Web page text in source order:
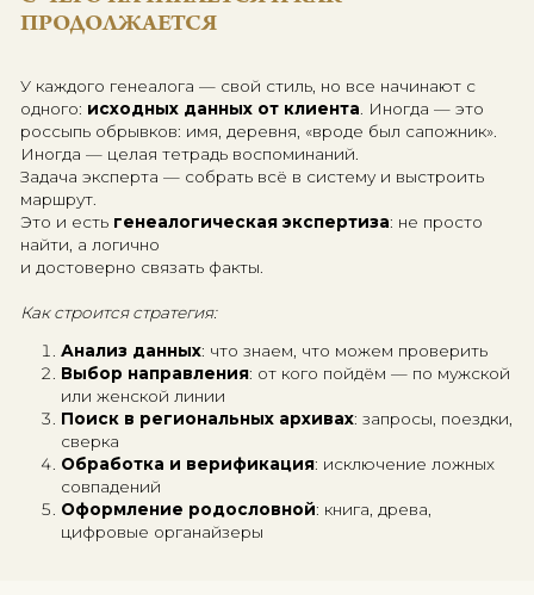
Он анализирует десятки источников, от
росписей
сверяет версии.
Какие источники используют?
Архивные фонды (ГАРФ, ЦГА, РГИА и др.)
Метрические книги и исповедные ведомости
Переписные листы и ревизии
Дворянские родословные книги
Газеты, уездные хроники, трофейные
СТРАТЕГИЯ ПОИСКА: